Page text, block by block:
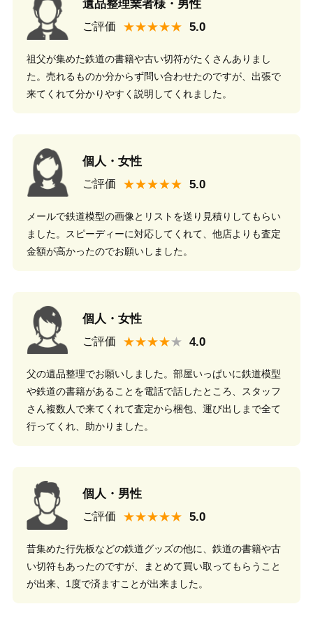
遺品整理業者様・男性
ご評価 ★★★★★
祖父が集めた鉄道の書籍や古い切符がたくさんありまし
た。売れるものか分からず問い合わせたのですが、出張で
来てくれて分かりやすく説明してくれました。
個人・女性
ご評価 ★★★★★
メールで鉄道模型の画像とリストを送り見積りしてもらい
ました。スピーディーに対応してくれて、他店よりも査定
金額が高かったのでお願いしました。
個人・女性
ご評価 ★★★★
父の遺品整理でお願いしました。部屋いっぱいに鉄道模型
や鉄道の書籍があることを電話で話したところ、スタッフ
さん複数人で来てくれて査定から梱包、運び出しまで全て
行ってくれ、助かりました。
個人・男性
ご評価 ★★★★★
昔集めた行先板などの鉄道グッズの他に、鉄道の書籍や古
い切符もあったのですが、まとめて買い取ってもらうこと
が出来、1度で済ますことが出来ました。